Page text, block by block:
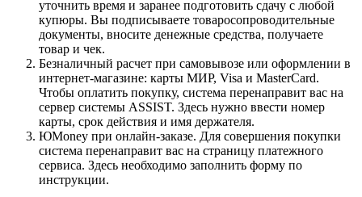
уточнить время и заранее подготовить сдачу с любой
купюры. Вы подписываете товаросопроводительные
документы, вносите денежные средства, получаете
товар и чек.
Безналичный расчет при самовывозе или оформлении в
интернет-магазине: карты МИР, Visa и MasterCard.
Чтобы оплатить покупку, система перенаправит вас на
сервер системы ASSIST. Здесь нужно ввести номер
карты, срок действия и имя держателя.
ЮMoney при онлайн-заказе. Для совершения покупки
система перенаправит вас на страницу платежного
сервиса. Здесь необходимо заполнить форму по
инструкции.